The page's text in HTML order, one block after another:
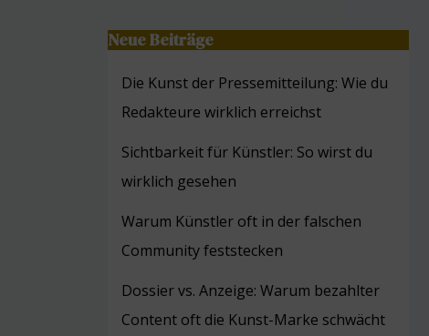
Neue Beiträge
Die Kunst der Pressemitteilung: Wie du
Redakteure wirklich erreichst
Sichtbarkeit für Künstler: So wirst du
wirklich gesehen
Warum Künstler oft in der falschen
Community feststecken
Dossier vs. Anzeige: Warum bezahlter
Content oft die Kunst-Marke schwächt